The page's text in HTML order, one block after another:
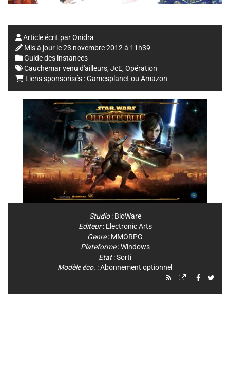
Article écrit parOnidra
Mis à jour le23 novembre 2012 à 11h39
Guide des instances
Cauchemar venu d'ailleurs, JcE, Opération
Liens sponsorisés :Gamesplanet ou Amazon
Studio: BioWare
Editeur: Electronic Arts
Genre: MMORPG
Plateforme:Windows
Etat: Sorti
Modèle éco. : Abonnement optionnel